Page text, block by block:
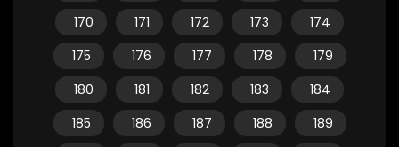
170
171 172 173
174
175
176 177 178
179
180
181 182 183
184
185
186 187 188
189